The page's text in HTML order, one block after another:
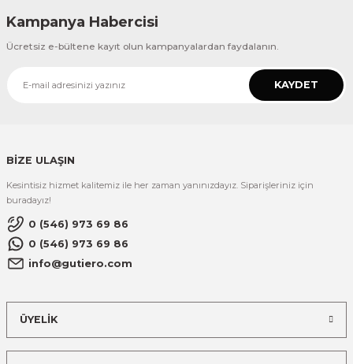
Kampanya Habercisi
Ücretsiz e-bültene kayıt olun kampanyalardan faydalanın.
KAYDET
BİZE ULAŞIN
Kesintisiz hizmet kalitemiz ile her zaman yanınızdayız. Siparişleriniz için
buradayız!
0 (546) 973 69 86
0 (546) 973 69 86
info@gutiero.com
ÜYELİK